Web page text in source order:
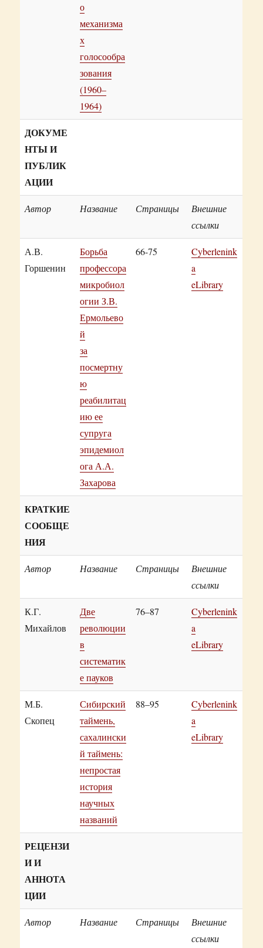
о
механизма
х
голосообра
зования
(1960–
1964)
ДОКУМЕ
НТЫ И
ПУБЛИК
АЦИИ
Автор Название Страницы
Внешние
ссылки
А.В.
Горшенин
Борьба
профессора
микробиол
огии З.В.
Ермольево
й
за
посмертну
ю
реабилитац
ию ее
супруга
эпидемиол
ога А.А.
Захарова
66-75
Cyberlenink
a
eLibrary
КРАТКИЕ
СООБЩЕ
НИЯ
Автор Название Страницы
Внешние
ссылки
К.Г.
Михайлов
Две
революции
в
систематик
е пауков
76–87
Cyberlenink
a
eLibrary
М.Б.
Скопец
Сибирский
таймень,
сахалински
й таймень:
непростая
история
научных
названий
88–95
Cyberlenink
a
eLibrary
РЕЦЕНЗИ
И И
АННОТА
ЦИИ
Автор Название Страницы
Внешние
ссылки